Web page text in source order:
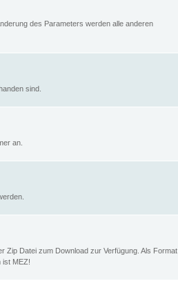
des Parameters werden alle anderen
sind.
an.
Zip Datei zum Download zur Verfügung. Als Format
ist MEZ!